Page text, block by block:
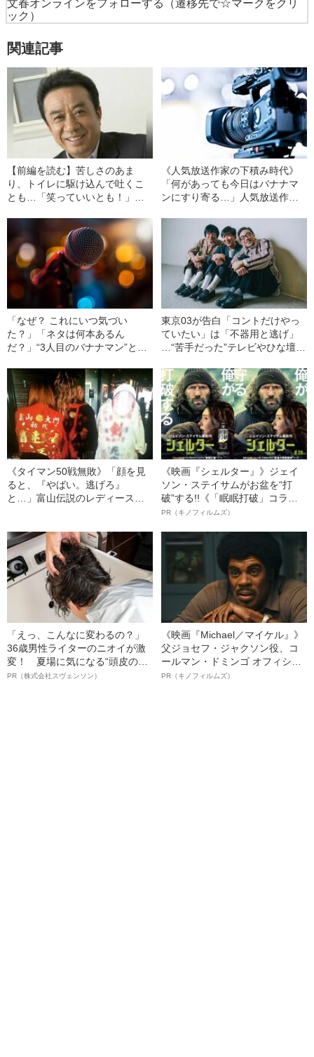
文春オンラインをフォローする
（遷移先で☆マークをクリ
ック）
関連記事
【前編を読む】苦しさのあま
り、トイレに駆け込んで吐くこ
とも…「笑っていいとも！」か
飲みバブル”の時代
《人気放送作家の下積み時代》
「何があっても今日はバナナマ
ンにすり寄る…」人気放送作家
口説き落とした“決死の作戦”
「なぜ？ これにいつ気づい
た？」「ネタは何本あるん
だ？」“3人目のバナナマン”と呼
た芸人とは
東京03が告白「コントだけやっ
ていたい」は「不器用と逃げ」
…“苦手だった”テレビやひな壇に
《タイマン50戦無敗》「顔を見
ると、『やばい。逃げろ』
と…」富山伝説のレディース初
《映画『シェルター』》ジェイ
ソン・ステイサムがお盆を“打
破”する!!《「眠眠打破」コラ
ボ》
PR（キノフィルムズ）
「えっ、こんなに変わるの？」
36歳男性ライターのニオイが激
変！ 夏場に気になる“頭皮のニ
オイ”や“ベタつき”を解消す
PR（株式会社スヴェンソン）
《映画『Michael／マイケル』》
父ジョセフ・ジャクソン役、コ
ールマン・ドミンゴ オフィシャ
ルインタビュー“観客を魅了した
PR（キノフィルムズ）